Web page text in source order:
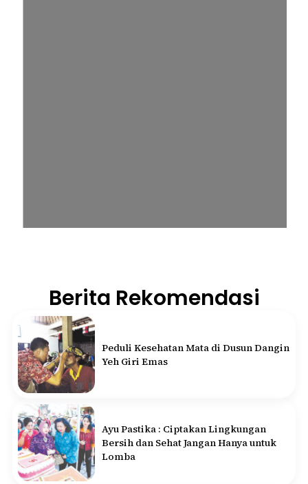
Berita Rekomendasi
Peduli Kesehatan Mata di Dusun Dangin
Yeh Giri Emas
Ayu Pastika : Ciptakan Lingkungan
Bersih dan Sehat Jangan Hanya untuk
Lomba